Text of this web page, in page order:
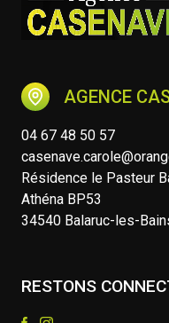
AGENCE
04 67 48 50 57
Résidence le Pasteur
Athéna BP53
34540 Balaruc-les-
RESTONS